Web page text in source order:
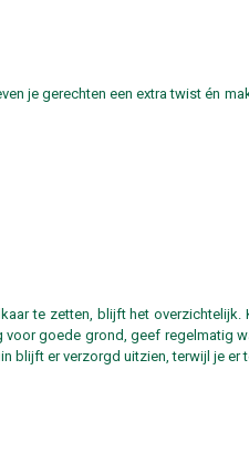
je gerechten een extra twist én
te zetten, blijft het overzichtelijk.
voor goede grond, geef regelmatig
blijft er verzorgd uitzien, terwijl je er